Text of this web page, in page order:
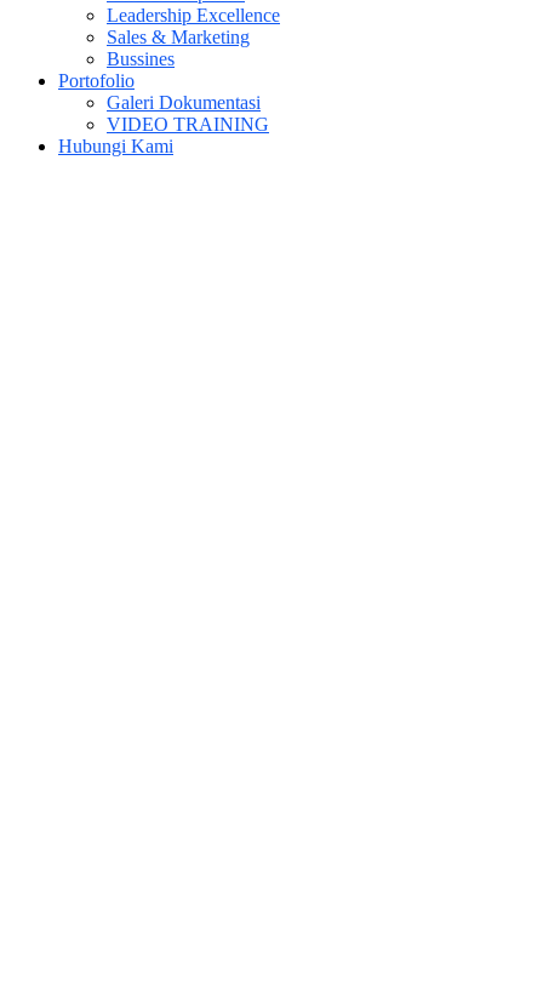
Leadership Excellence
Sales & Marketing
Bussines
Portofolio
Galeri Dokumentasi
VIDEO TRAINING
Hubungi Kami